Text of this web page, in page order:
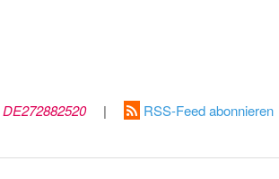
DE272882520 | RSS-Feed abonnieren